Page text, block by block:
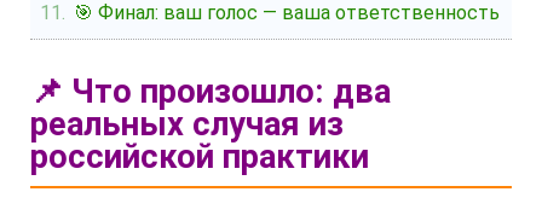
🎯 Финал: ваш голос — ваша ответственность
📌 Что произошло: два
реальных случая из
российской практики